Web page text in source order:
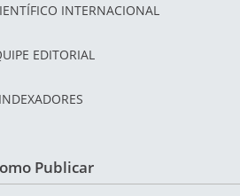
INTERNACIONAL
EDITORIAL
INDEXADORES
Publicar